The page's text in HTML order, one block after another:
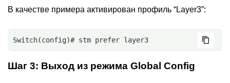
В качестве примера активирован профиль “Layer3”:
Switch(config)# stm prefer layer3
Шаг 3: Выход из режима Global Config